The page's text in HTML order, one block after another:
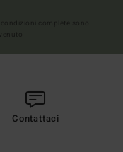
Contattaci